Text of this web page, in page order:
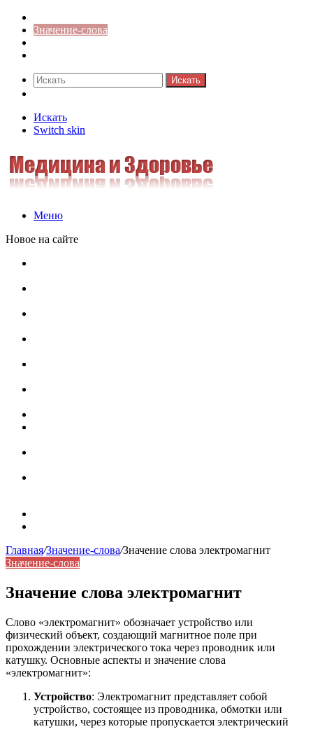
Значение-слова
Искать
Искать
Switch skin
Меню
Новое на сайте
Главная/Значение-слова/Значение слова электромагнит
Значение-слова
Значение слова электромагнит
Слово «электромагнит» обозначает устройство или
физический объект, создающий магнитное поле при
прохождении электрического тока через проводник или
катушку. Основные аспекты и значение слова
«электромагнит»:
Устройство: Электромагнит представляет собой
устройство, состоящее из проводника, обмотки или
катушки, через которые пропускается электрический